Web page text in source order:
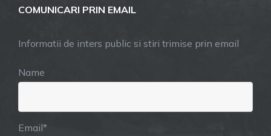
COMUNICARI PRIN EMAIL
Informatii de inters public si stiri trimise prin email
Name
Email*